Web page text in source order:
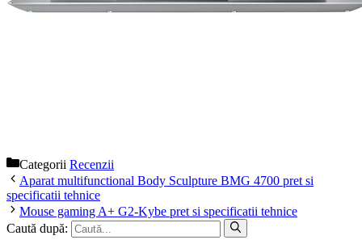
Categorii Recenzii
Aparat multifunctional Body Sculpture BMG 4700 pret si
specificatii tehnice
Mouse gaming A+ G2-Kybe pret si specificatii tehnice
Caută după: